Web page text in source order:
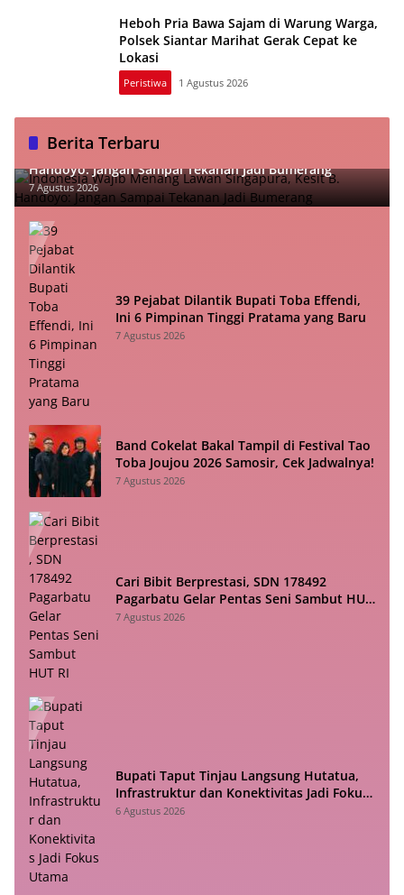
Heboh Pria Bawa Sajam di Warung Warga,
Polsek Siantar Marihat Gerak Cepat ke
Lokasi
Peristiwa 1 Agustus 2026
Berita Terbaru
Indonesia Wajib Menang Lawan Singapura, Kesit B.
Handoyo: Jangan Sampai Tekanan Jadi Bumerang
7 Agustus 2026
39 Pejabat Dilantik Bupati Toba Effendi,
Ini 6 Pimpinan Tinggi Pratama yang Baru
7 Agustus 2026
Band Cokelat Bakal Tampil di Festival Tao
Toba Joujou 2026 Samosir, Cek Jadwalnya!
7 Agustus 2026
Cari Bibit Berprestasi, SDN 178492
Pagarbatu Gelar Pentas Seni Sambut HUT
RI
7 Agustus 2026
Bupati Taput Tinjau Langsung Hutatua,
Infrastruktur dan Konektivitas Jadi Fokus
Utama
6 Agustus 2026